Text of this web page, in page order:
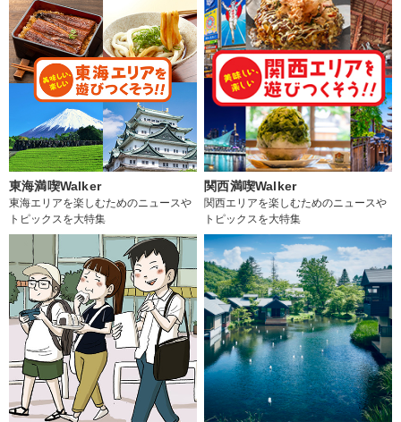
東海満喫Walker
東海エリアを楽しむためのニュースや
トピックスを大特集
関西満喫Walker
関西エリアを楽しむためのニュースや
トピックスを大特集